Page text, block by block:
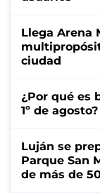
Llega Arena
ciudad
¿Por qué es
1º de agosto?
Luján se
Parque San
de más de